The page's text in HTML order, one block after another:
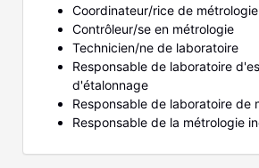
Coordinateur/rice de métrologie
Contrôleur/se en métrologie
Technicien/ne de laboratoire
Responsable de laboratoire
d'étalonnage
Responsable de laboratoire de
Responsable de la métrologie